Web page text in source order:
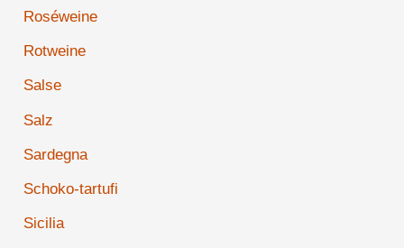
Roséweine
Rotweine
Salse
Salz
Sardegna
Schoko-tartufi
Sicilia